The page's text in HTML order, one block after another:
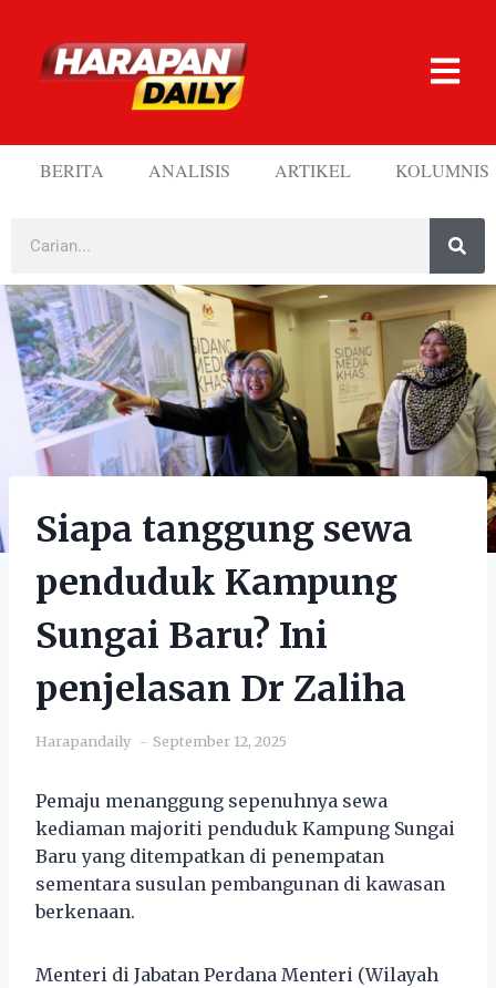
BERITA ANALISIS ARTIKEL KOLUMNIS
Siapa tanggung sewa
penduduk Kampung
Sungai Baru? Ini
penjelasan Dr Zaliha
Harapandaily September 12, 2025
Pemaju menanggung sepenuhnya sewa
kediaman majoriti penduduk Kampung Sungai
Baru yang ditempatkan di penempatan
sementara susulan pembangunan di kawasan
berkenaan.
Menteri di Jabatan Perdana Menteri (Wilayah